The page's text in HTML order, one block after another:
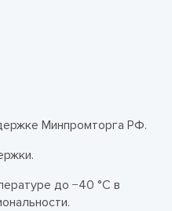
Минпромторга РФ.
до −40 °С в